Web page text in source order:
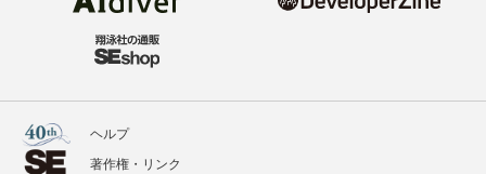
ヘルプ
著作権・リンク